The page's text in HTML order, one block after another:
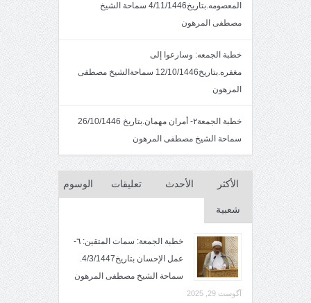
المعصومه.بتاريخ4/11/1446 سماحة الشيخ
مصطفى المرهون
خطبة الجمعه: وسارعوا إلى
مغفره.بتاريخ12/10/1446 سماحةالشيخ مصطفى
المرهون
خطبة الجمعة٢- أمران مهمان.بتاريخ 26/10/1446
سماحة الشيخ مصطفى المرهون
الأكثر
شعبية
الأحدث تعليقات الوسوم
خطبة الجمعة: سمات المتقين: ٦-
عمل الإحسان بتاريخ4/3/1447.
سماحة الشيخ مصطفى المرهون
آگوست 29, 2025